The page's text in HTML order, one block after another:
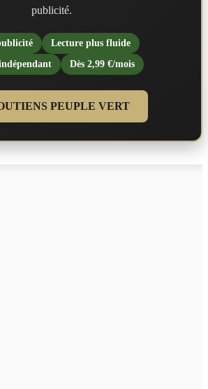
publicité.
Lecture plus fluide
Dès 2,99 €/mois
PEUPLE VERT